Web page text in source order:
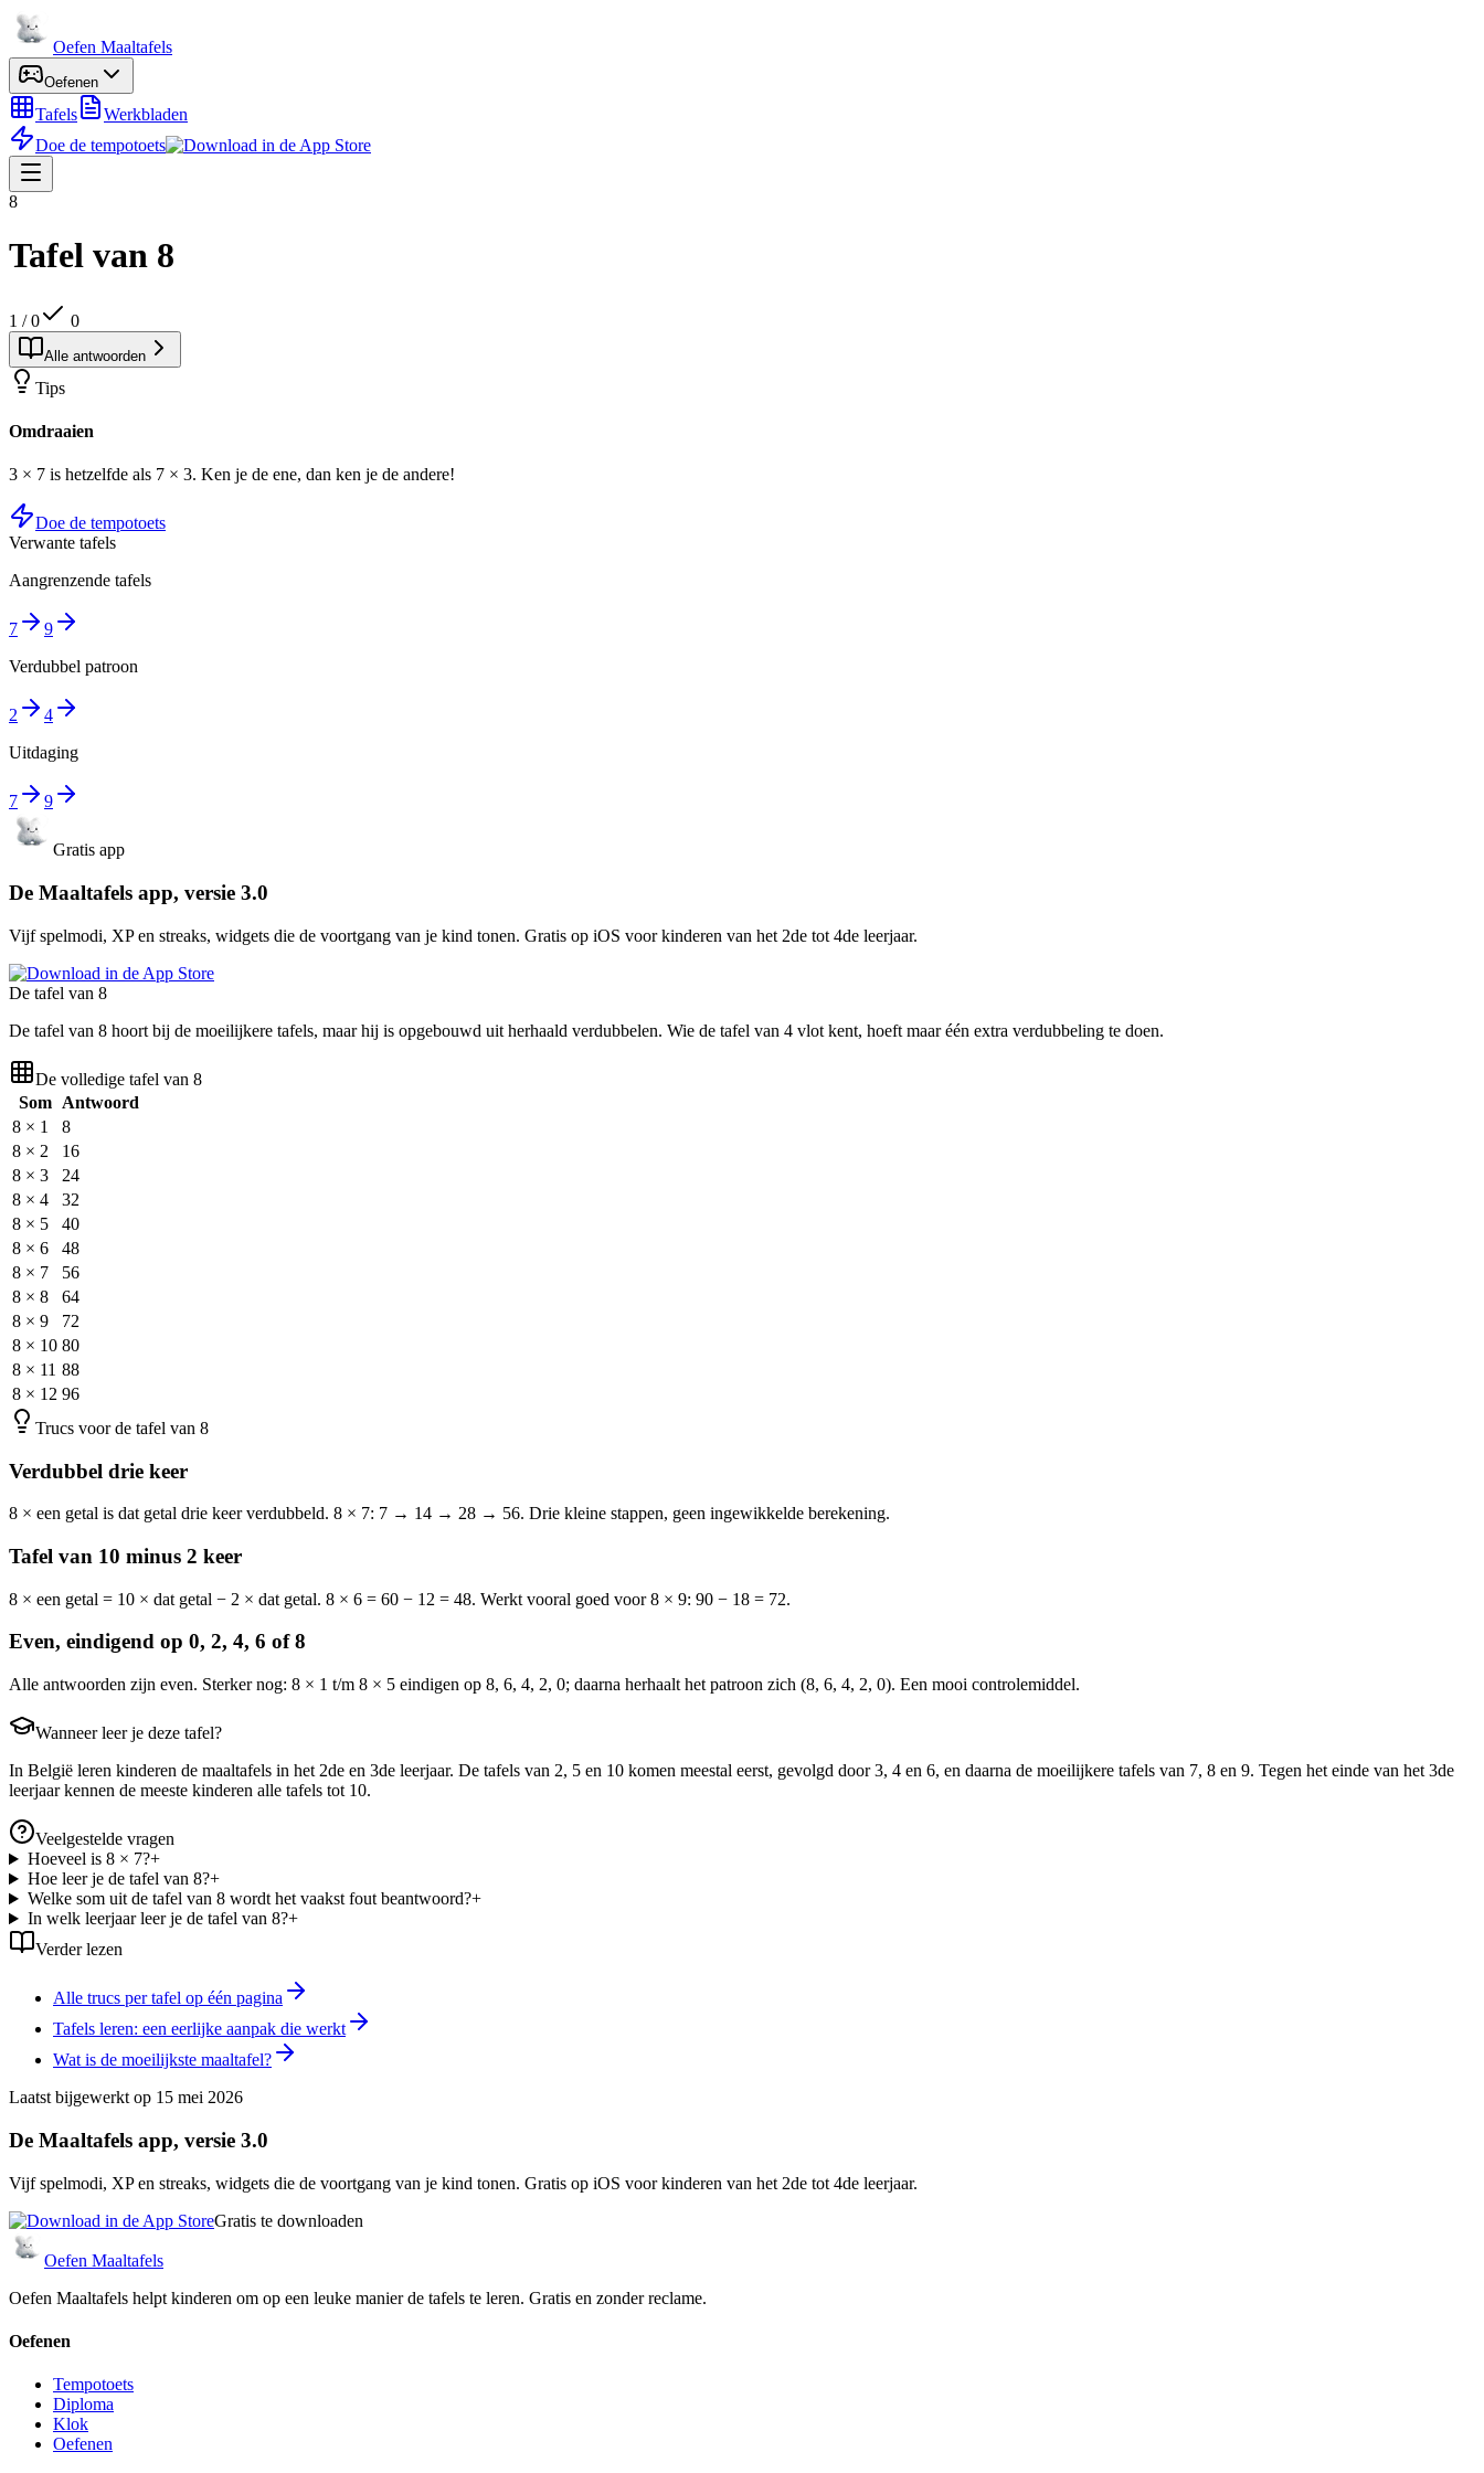
Oefen Maaltafels
Oefenen
Tafels
Werkbladen
Doe de tempotoets
8
Tafel van 8
1 /0 0
Alle antwoorden
Tips
Omdraaien
3 × 7 is hetzelfde als 7 × 3. Ken je de ene, dan ken je de andere!
Doe de tempotoets
Verwante tafels
Aangrenzende tafels
7
9
Verdubbel patroon
2
4
Uitdaging
7 9
Gratis app
De Maaltafels app, versie 3.0
Vijf spelmodi, XP en streaks, widgets die de voortgang van je kind tonen. Gratis op iOS voor kinderen van het 2de tot 4de leerjaar.
De tafel van 8
De tafel van 8 hoort bij de moeilijkere tafels, maar hij is opgebouwd uit herhaald verdubbelen. Wie de tafel van 4 vlot kent, hoeft maar één extra verdubbeling te doen.
De volledige tafel van 8
Som
Antwoord
8 × 1
8
8 × 2
16
8 × 3
24
8 × 4
32
8 × 5
40
8 × 6
48
8 × 7
56
8 × 8
64
8 × 9
72
8 × 10 80
8 × 11 88
8 × 12 96
Trucs voor de tafel van 8
Verdubbel drie keer
8 × een getal is dat getal drie keer verdubbeld. 8 × 7: 7 → 14 → 28 → 56. Drie kleine stappen, geen ingewikkelde berekening.
Tafel van 10 minus 2 keer
8 × een getal = 10 × dat getal − 2 × dat getal. 8 × 6 = 60 − 12 = 48. Werkt vooral goed voor 8 × 9: 90 − 18 = 72.
Even, eindigend op 0, 2, 4, 6 of 8
Alle antwoorden zijn even. Sterker nog: 8 × 1 t/m 8 × 5 eindigen op 8, 6, 4, 2, 0; daarna herhaalt het patroon zich (8, 6, 4, 2, 0). Een mooi controlemiddel.
Wanneer leer je deze tafel?
In België leren kinderen de maaltafels in het 2de en 3de leerjaar. De tafels van 2, 5 en 10 komen meestal eerst, gevolgd door 3, 4 en 6, en daarna de moeilijkere tafels van 7, 8 en 9. Tegen het einde van het 3de
leerjaar kennen de meeste kinderen alle tafels tot 10.
Veelgestelde vragen
Hoeveel is 8 × 7?+
Hoe leer je de tafel van 8?+
Welke som uit de tafel van 8 wordt het vaakst fout beantwoord?+
In welk leerjaar leer je de tafel van 8?+
Verder lezen
Alle trucs per tafel op één pagina
Tafels leren: een eerlijke aanpak die werkt
Wat is de moeilijkste maaltafel?
Laatst bijgewerkt op 15 mei 2026
De Maaltafels app, versie 3.0
Vijf spelmodi, XP en streaks, widgets die de voortgang van je kind tonen. Gratis op iOS voor kinderen van het 2de tot 4de leerjaar.
Gratis te downloaden
Oefen Maaltafels
Oefen Maaltafels helpt kinderen om op een leuke manier de tafels te leren. Gratis en zonder reclame.
Oefenen
Tempotoets
Diploma
Klok
Oefenen